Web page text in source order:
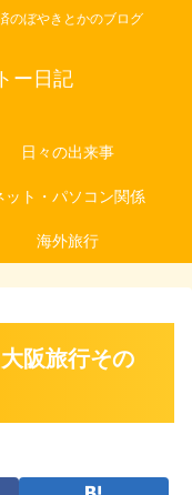
のぼやきとかのブログ
ー日記
日々の出来事
ット・パソコン関係
海外旅行
阪旅行その